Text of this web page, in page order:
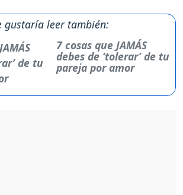
gustaría leer también:
7 cosas que JAMÁS
debes de ‘tolerar’ de tu
pareja por amor